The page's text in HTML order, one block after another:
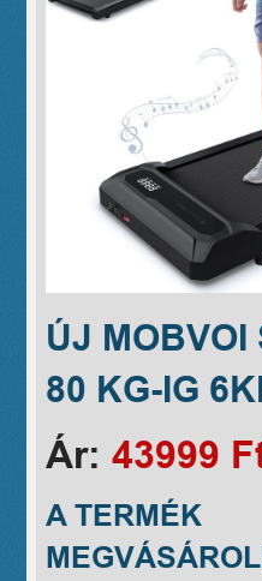
ÚJ MOBVOI
80 KG-IG
Ár:43999
A TERMÉK